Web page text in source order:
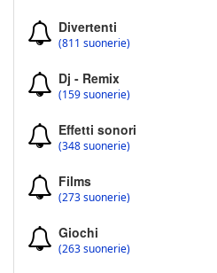
Divertenti
(811 suonerie)
Dj - Remix
(159 suonerie)
Effetti sonori
(348 suonerie)
Films
(273 suonerie)
Giochi
(263 suonerie)